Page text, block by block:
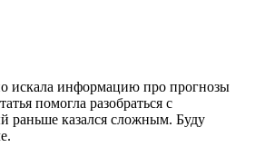
искала информацию про прогнозы
помогла разобраться с
раньше казался сложным. Буду